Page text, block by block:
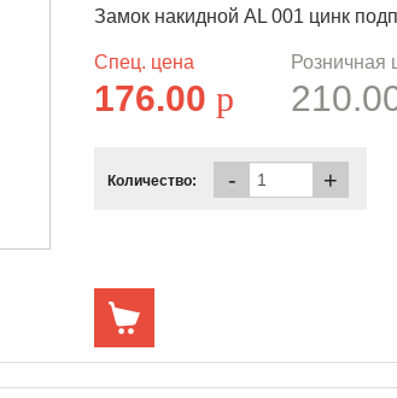
Замок накидной AL 001 цинк
Спец. цена
176.00p
Розничная
Количество: - +